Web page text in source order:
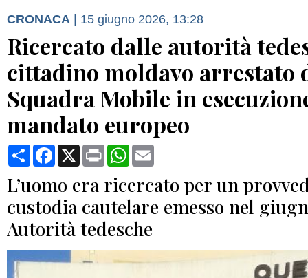
CRONACA | 15 giugno 2026, 13:28
Ricercato dalle autorità
cittadino moldavo arrestato
Squadra Mobile in
mandato europeo
CondividiFacebook
X Print WhatsApp
L’uomo era ricercato per un
custodia cautelare emesso nel
Autorità tedesche